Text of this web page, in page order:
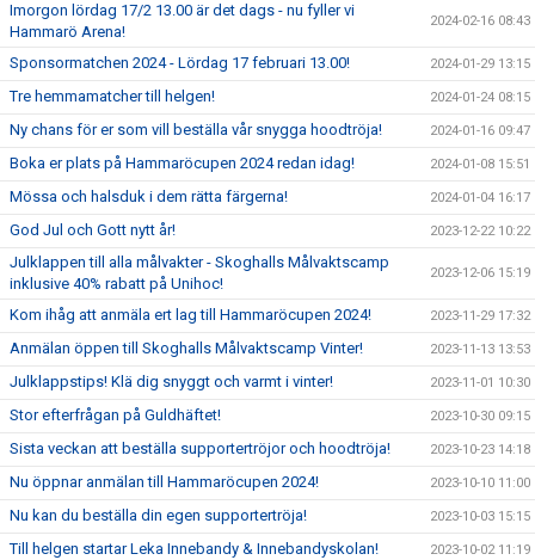
Imorgon lördag 17/2 13.00 är det dags - nu fyller vi
Hammarö Arena!
2024-02-16 08:43
Sponsormatchen 2024 - Lördag 17 februari 13.00! 2024-01-29 13:15
Tre hemmamatcher till helgen! 2024-01-24 08:15
Ny chans för er som vill beställa vår snygga hoodtröja! 2024-01-16 09:47
Boka er plats på Hammaröcupen 2024 redan idag! 2024-01-08 15:51
Mössa och halsduk i dem rätta färgerna! 2024-01-04 16:17
God Jul och Gott nytt år! 2023-12-22 10:22
Julklappen till alla målvakter - Skoghalls Målvaktscamp
inklusive 40% rabatt på Unihoc!
2023-12-06 15:19
Kom ihåg att anmäla ert lag till Hammaröcupen 2024! 2023-11-29 17:32
Anmälan öppen till Skoghalls Målvaktscamp Vinter! 2023-11-13 13:53
Julklappstips! Klä dig snyggt och varmt i vinter! 2023-11-01 10:30
Stor efterfrågan på Guldhäftet! 2023-10-30 09:15
Sista veckan att beställa supportertröjor och hoodtröja! 2023-10-23 14:18
Nu öppnar anmälan till Hammaröcupen 2024! 2023-10-10 11:00
Nu kan du beställa din egen supportertröja! 2023-10-03 15:15
Till helgen startar Leka Innebandy & Innebandyskolan! 2023-10-02 11:19